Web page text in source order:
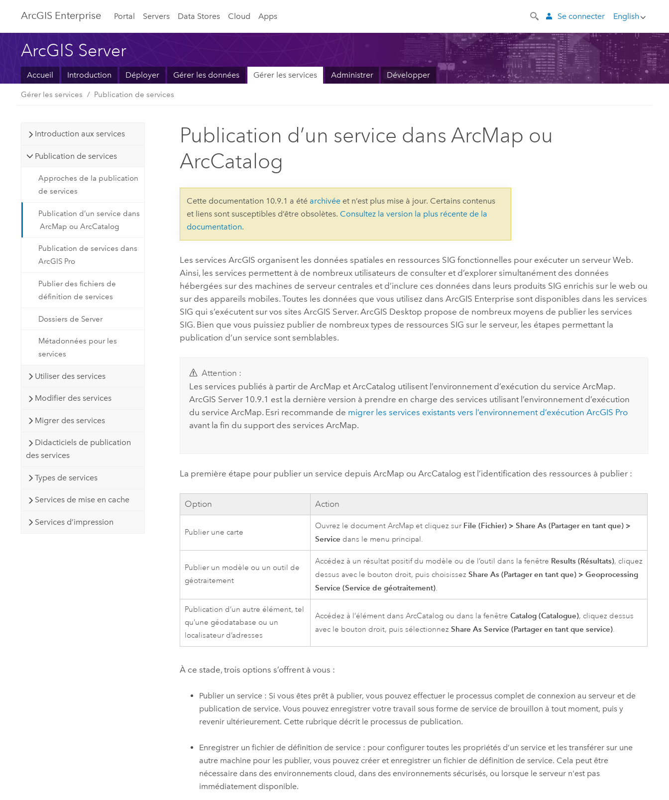
ArcGIS Enterprise Portal Servers Data Stores Cloud Apps English
Se connecter
ArcGIS Server
Accueil Introduction Déployer Gérer les données Gérer les services Administrer Développer
Gérer les services Publication de services
Introduction aux services
Publication de services
Approches de la publication
de services
Publication d’un service dans
ArcMap ou ArcCatalog
Publication de services dans
ArcGIS Pro
Publier des fichiers de
définition de services
Dossiers de Server
Métadonnées pour les
services
Utiliser des services
Modifier des services
Migrer des services
Didacticiels de publication
des services
Types de services
Services de mise en cache
Services d’impression
Publication d’un service dans ArcMap ou
ArcCatalog
Cette documentation 10.9.1 a été archivée et n’est plus mise à jour. Certains contenus
et liens sont susceptibles d’être obsolètes. Consultez la version la plus récente de la
documentation.
Les services ArcGIS organisent les données spatiales en ressources SIG fonctionnelles pour exécuter un serveur Web.
Ainsi, les services permettent à de nombreux utilisateurs de consulter et d’explorer simultanément des données
hébergées sur des machines de serveur centrales et d’inclure ces données dans leurs produits SIG enrichis sur le web ou
sur des appareils mobiles. Toutes les données que vous utilisez dansArcGIS Enterprise sont disponibles dans les services
SIG qui s’exécutent sur vos sitesArcGIS Server.ArcGIS Desktop propose de nombreux moyens de publier les services
SIG. Bien que vous puissiez publier de nombreux types de ressources SIG sur le serveur, les étapes permettant la
publication d’un service sont semblables.
Attention :
Les services publiés à partir de ArcMap et ArcCatalog utilisent l’environnement d’exécution du service ArcMap.
ArcGIS Server10.9.1 est la dernière version à prendre en charge des services utilisant l’environnement d’exécution
du service ArcMap. Esri recommande de migrer les services existants vers l’environnement d’exécution ArcGIS Pro
avant la fin du support des services ArcMap.
La première étape pour publier un service depuisArcMap ouArcCatalog est l’identification des ressources à publier :
Option Action
Publier une carte
Ouvrez le documentArcMap et cliquez sur File (Fichier) > Share As (Partager en tant que) >
Service dans le menu principal.
Publier un modèle ou un outil de
géotraitement
Accédez à un résultat positif du modèle ou de l’outil dans la fenêtre Results (Résultats), cliquez
dessus avec le bouton droit, puis choisissezShare As (Partager en tant que) > Geoprocessing
Service (Service de géotraitement).
Publication d’un autre élément, tel
qu’une géodatabase ou un
localisateur d’adresses
Accédez à l’élément dansArcCatalog ou dans la fenêtreCatalog (Catalogue), cliquez dessus
avec le bouton droit, puis sélectionnezShare As Service (Partager en tant que service).
À ce stade, trois options s’offrent à vous :
Publier un service : Si vous êtes prêt à publier, vous pouvez effectuer le processus complet de connexion au serveur et de
publication de service. Vous pouvez enregistrer votre travail sous forme de service de brouillon à tout moment, puis y
revenir ultérieurement. Cette rubrique décrit le processus de publication.
Enregistrer un fichier de définition de service : pour configurer toutes les propriétés d’un service et les transférer sur une
autre machine pour les publier, vous pouvez créer et enregistrer un fichier de définition de service. Cela peut être
nécessaire dans des environnements cloud, dans des environnements sécurisés, ou lorsque le serveur n'est pas
immédiatement disponible.